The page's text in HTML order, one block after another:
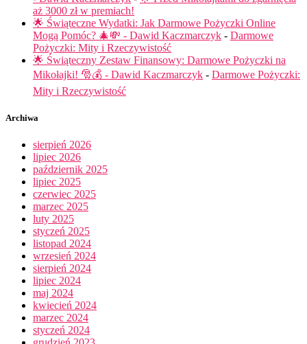
aż 3000 zł w premiach!
🌟 Świąteczne Wydatki: Jak Darmowe Pożyczki Online
Mogą Pomóc? 🎄💸 - Dawid Kaczmarczyk - Darmowe
Pożyczki: Mity i Rzeczywistość
🌟 Świąteczny Zestaw Finansowy: Darmowe Pożyczki na
Mikołajki! 🎅💰 - Dawid Kaczmarczyk - Darmowe Pożyczki:
Mity i Rzeczywistość
Archiwa
sierpień 2026
lipiec 2026
październik 2025
lipiec 2025
czerwiec 2025
marzec 2025
luty 2025
styczeń 2025
listopad 2024
wrzesień 2024
sierpień 2024
lipiec 2024
maj 2024
kwiecień 2024
marzec 2024
styczeń 2024